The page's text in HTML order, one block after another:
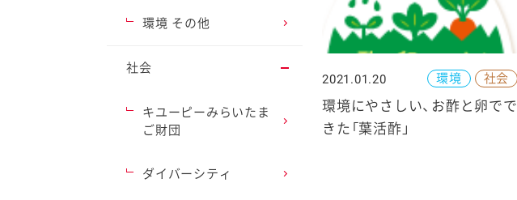
環境 社会
2021.01.20
環境にやさしい、お酢と卵でで
きた「葉活酢」
環境 その他
社会
キユーピーみらいたま
ご財団
ダイバーシティ